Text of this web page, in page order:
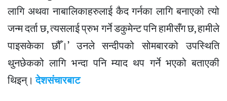
लागि अथवा नाबालिकाहरुलाई कैद गर्नका लागि बनाएको त्यो
जन्म दर्ता छ, त्यसलाई प्रुभ गर्ने डकुमेन्ट पनि हामीसँग छ, हामीले
पाइसकेका छौँ।’ उनले सन्दीपको सोमबारको उपस्थिति
थुनछेकको लागि भन्दा पनि म्याद थप गर्ने भएको बताएकी
थिइन्।देशसंचारबाट